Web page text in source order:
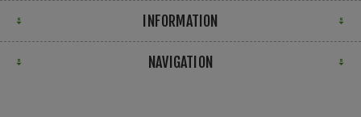
INFORMATION
NAVIGATION